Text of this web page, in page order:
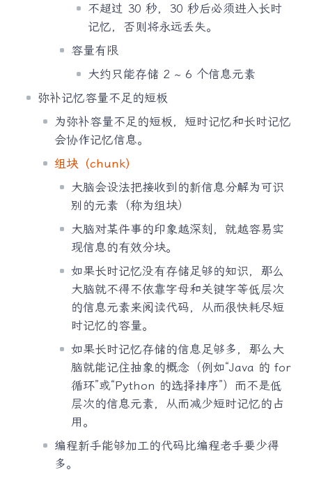
不超过 30 秒，30 秒后必须进入长时
记忆，否则将永远丢失。
容量有限
大约只能存储 2 ~ 6 个信息元素
弥补记忆容量不足的短板
为弥补容量不足的短板，短时记忆和长时记忆
会协作记忆信息。
组块（chunk）
大脑会设法把接收到的新信息分解为可识
别的元素（称为组块）
大脑对某件事的印象越深刻，就越容易实
现信息的有效分块。
如果长时记忆没有存储足够的知识，那么
大脑就不得不依靠字母和关键字等低层次
的信息元素来阅读代码，从而很快耗尽短
时记忆的容量。
如果长时记忆存储的信息足够多，那么大
脑就能记住抽象的概念（例如“Java 的 for
循环”或“Python 的选择排序”）而不是低
层次的信息元素，从而减少短时记忆的占
用。
编程新手能够加工的代码比编程老手要少得
多。